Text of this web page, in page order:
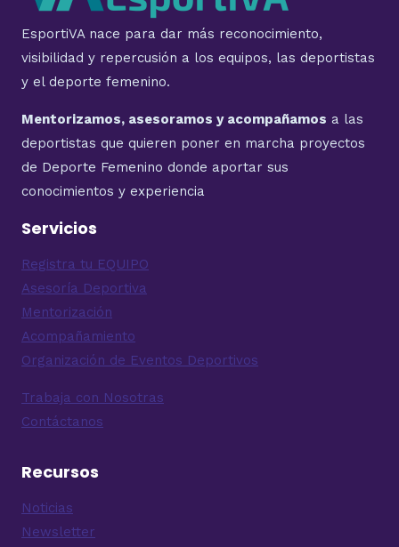
EsportiVA nace para dar más reconocimiento,
visibilidad y repercusión a los equipos, las deportistas
y el deporte femenino.
Mentorizamos, asesoramos y acompañamos a las
deportistas que quieren poner en marcha proyectos
de Deporte Femenino donde aportar sus
conocimientos y experiencia
Servicios
Registra tu EQUIPO
Asesoría Deportiva
Mentorización
Acompañamiento
Organización de Eventos Deportivos
Trabaja con Nosotras
Contáctanos
Recursos
Noticias
Newsletter